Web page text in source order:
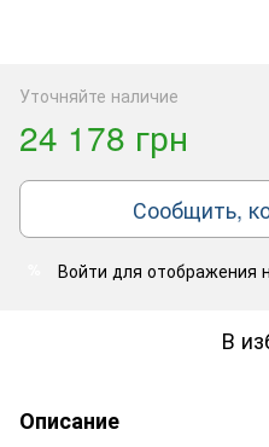
Уточняйте наличие
24 178 грн
Сообщить,
Войти для отображения
В
Описание